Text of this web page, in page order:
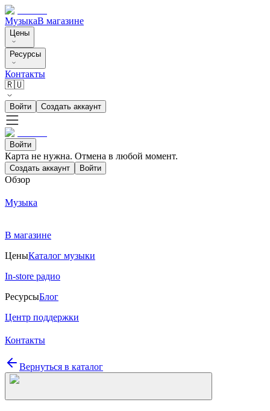
МузыкаВ магазине
Цены
Ресурсы
Контакты
🇷🇺
Войти Создать аккаунт
Войти
Карта не нужна. Отмена в любой момент.
Создать аккаунт Войти
Обзор
Музыка
В магазине
ЦеныКаталог музыки
In-store радио
РесурсыБлог
Центр поддержки
Контакты
Вернуться в каталог